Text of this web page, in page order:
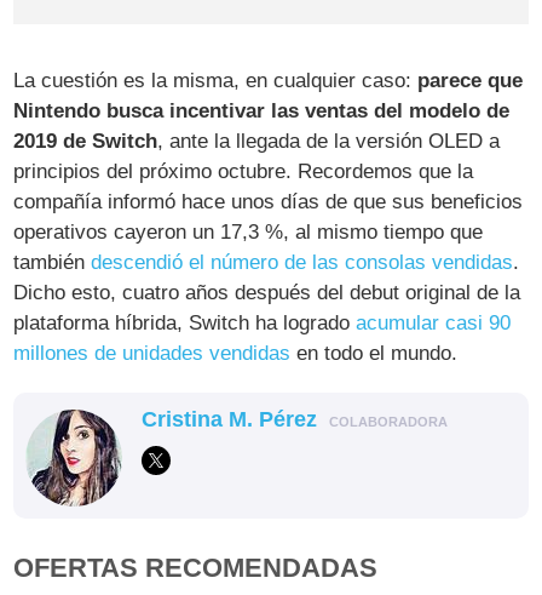
La cuestión es la misma, en cualquier caso: parece que
Nintendo busca incentivar las ventas del modelo de
2019 de Switch, ante la llegada de la versión OLED a
principios del próximo octubre. Recordemos que la
compañía informó hace unos días de que sus beneficios
operativos cayeron un 17,3 %, al mismo tiempo que
tambiéndescendió el número de las consolas vendidas.
Dicho esto, cuatro años después del debut original de la
plataforma híbrida, Switch ha logradoacumular casi 90
millones de unidades vendidas en todo el mundo.
Cristina M. Pérez COLABORADORA
OFERTAS RECOMENDADAS